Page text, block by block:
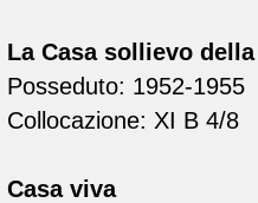
La Casa sollievo
Posseduto: 1952-1955
Collocazione: XI B 4/8
Casa viva